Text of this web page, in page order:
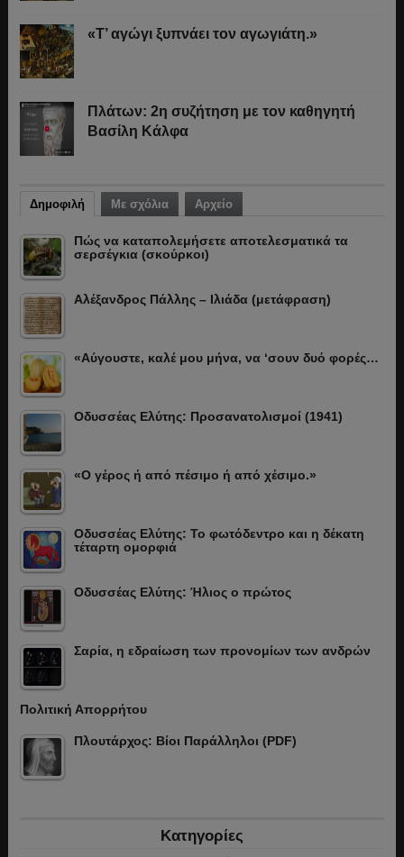
«Τ’ αγώγι ξυπνάει τον αγωγιάτη.»
Πλάτων: 2η συζήτηση με τον καθηγητή
Βασίλη Κάλφα
Δημοφιλή Με σχόλια Αρχείο
Πώς να καταπολεμήσετε αποτελεσματικά τα
σερσέγκια (σκούρκοι)
Αλέξανδρος Πάλλης – Ιλιάδα (μετάφραση)
«Αύγουστε, καλέ μου μήνα, να ‘σουν δυό φορές…
Οδυσσέας Ελύτης: Προσανατολισμοί (1941)
«Ο γέρος ή από πέσιμο ή από χέσιμο.»
Οδυσσέας Ελύτης: Το φωτόδεντρο και η δέκατη
τέταρτη ομορφιά
Οδυσσέας Ελύτης: Ήλιος ο πρώτος
Σαρία, η εδραίωση των προνομίων των ανδρών
Πολιτική Απορρήτου
Πλουτάρχος: Βίοι Παράλληλοι (PDF)
Κατηγορίες